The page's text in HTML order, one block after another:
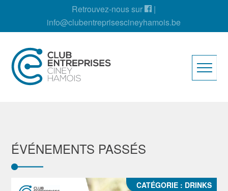
Retrouvez-nous sur
|
info@clubentreprisescineyhamois.be
ÉVÉNEMENTS PASSÉS
CATÉGORIE : DRINKS